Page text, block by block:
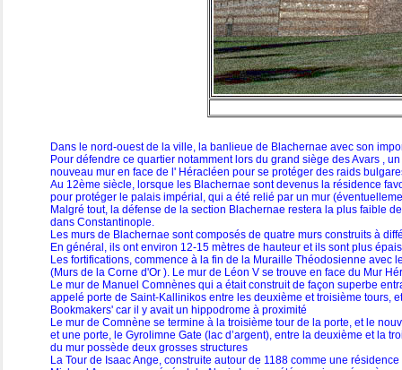
Dans le nord-ouest de la ville, la banlieue de Blachernae avec son
Pour défendre ce quartier notamment lors du grand siège des Avars ,
nouveau mur en face de l' Héracléen pour se protéger des raids
Au 12ème siècle, lorsque les Blachernae sont devenus la résidence
pour protéger le palais impérial, qui a été relié par un mur
Malgré tout, la défense de la section Blachernae restera la plus faible
dans Constantinople.
Les murs de Blachernae sont composés de quatre murs construits à
En général, ils ont environ 12-15 mètres de hauteur et ils sont plus
Les fortifications, commence à la fin de la Muraille Théodosienne avec
(Murs de la Corne d'Or ). Le mur de Léon V se trouve en face du Mur
Le mur de Manuel Comnènes qui a était construit de façon superbe
appelé porte de Saint-Kallinikos entre les deuxième et troisième tours,
Bookmakers' car il y avait un hippodrome à proximité
Le mur de Comnène se termine à la troisième tour de la porte, et le
et une porte, le Gyrolimne Gate (lac d’argent), entre la deuxième et la
du mur possède deux grosses structures
La Tour de Isaac Ange, construite autour de 1188 comme une